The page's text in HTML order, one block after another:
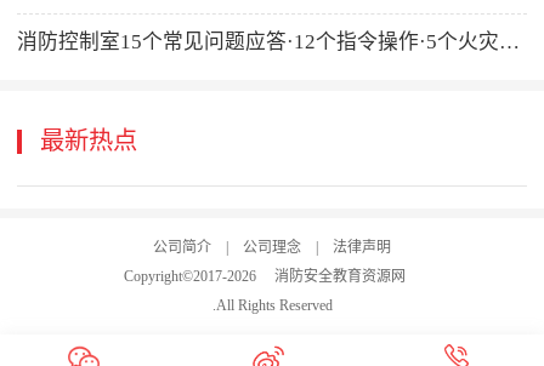
消防控制室15个常见问题应答·12个指令操作·5个火灾处理要点
最新热点
公司简介 公司理念
法律声明
Copyright©2017-2026
消防安全教育资源网
.All Rights Reserved